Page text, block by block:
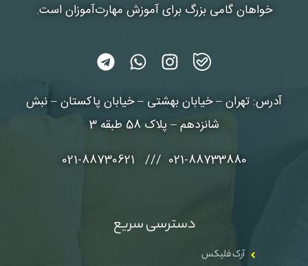
خواهان گامی بزرگ برای آموزش مهارت‌آموزان است.
آدرس: تهران – خیابان بهشتی – خیابان پاکستان – نبش
شانزدهم – پلاک 58 طبقه 3
021-88733880 /// 021-88730621
دسترسی سریع
آرک فلیکس